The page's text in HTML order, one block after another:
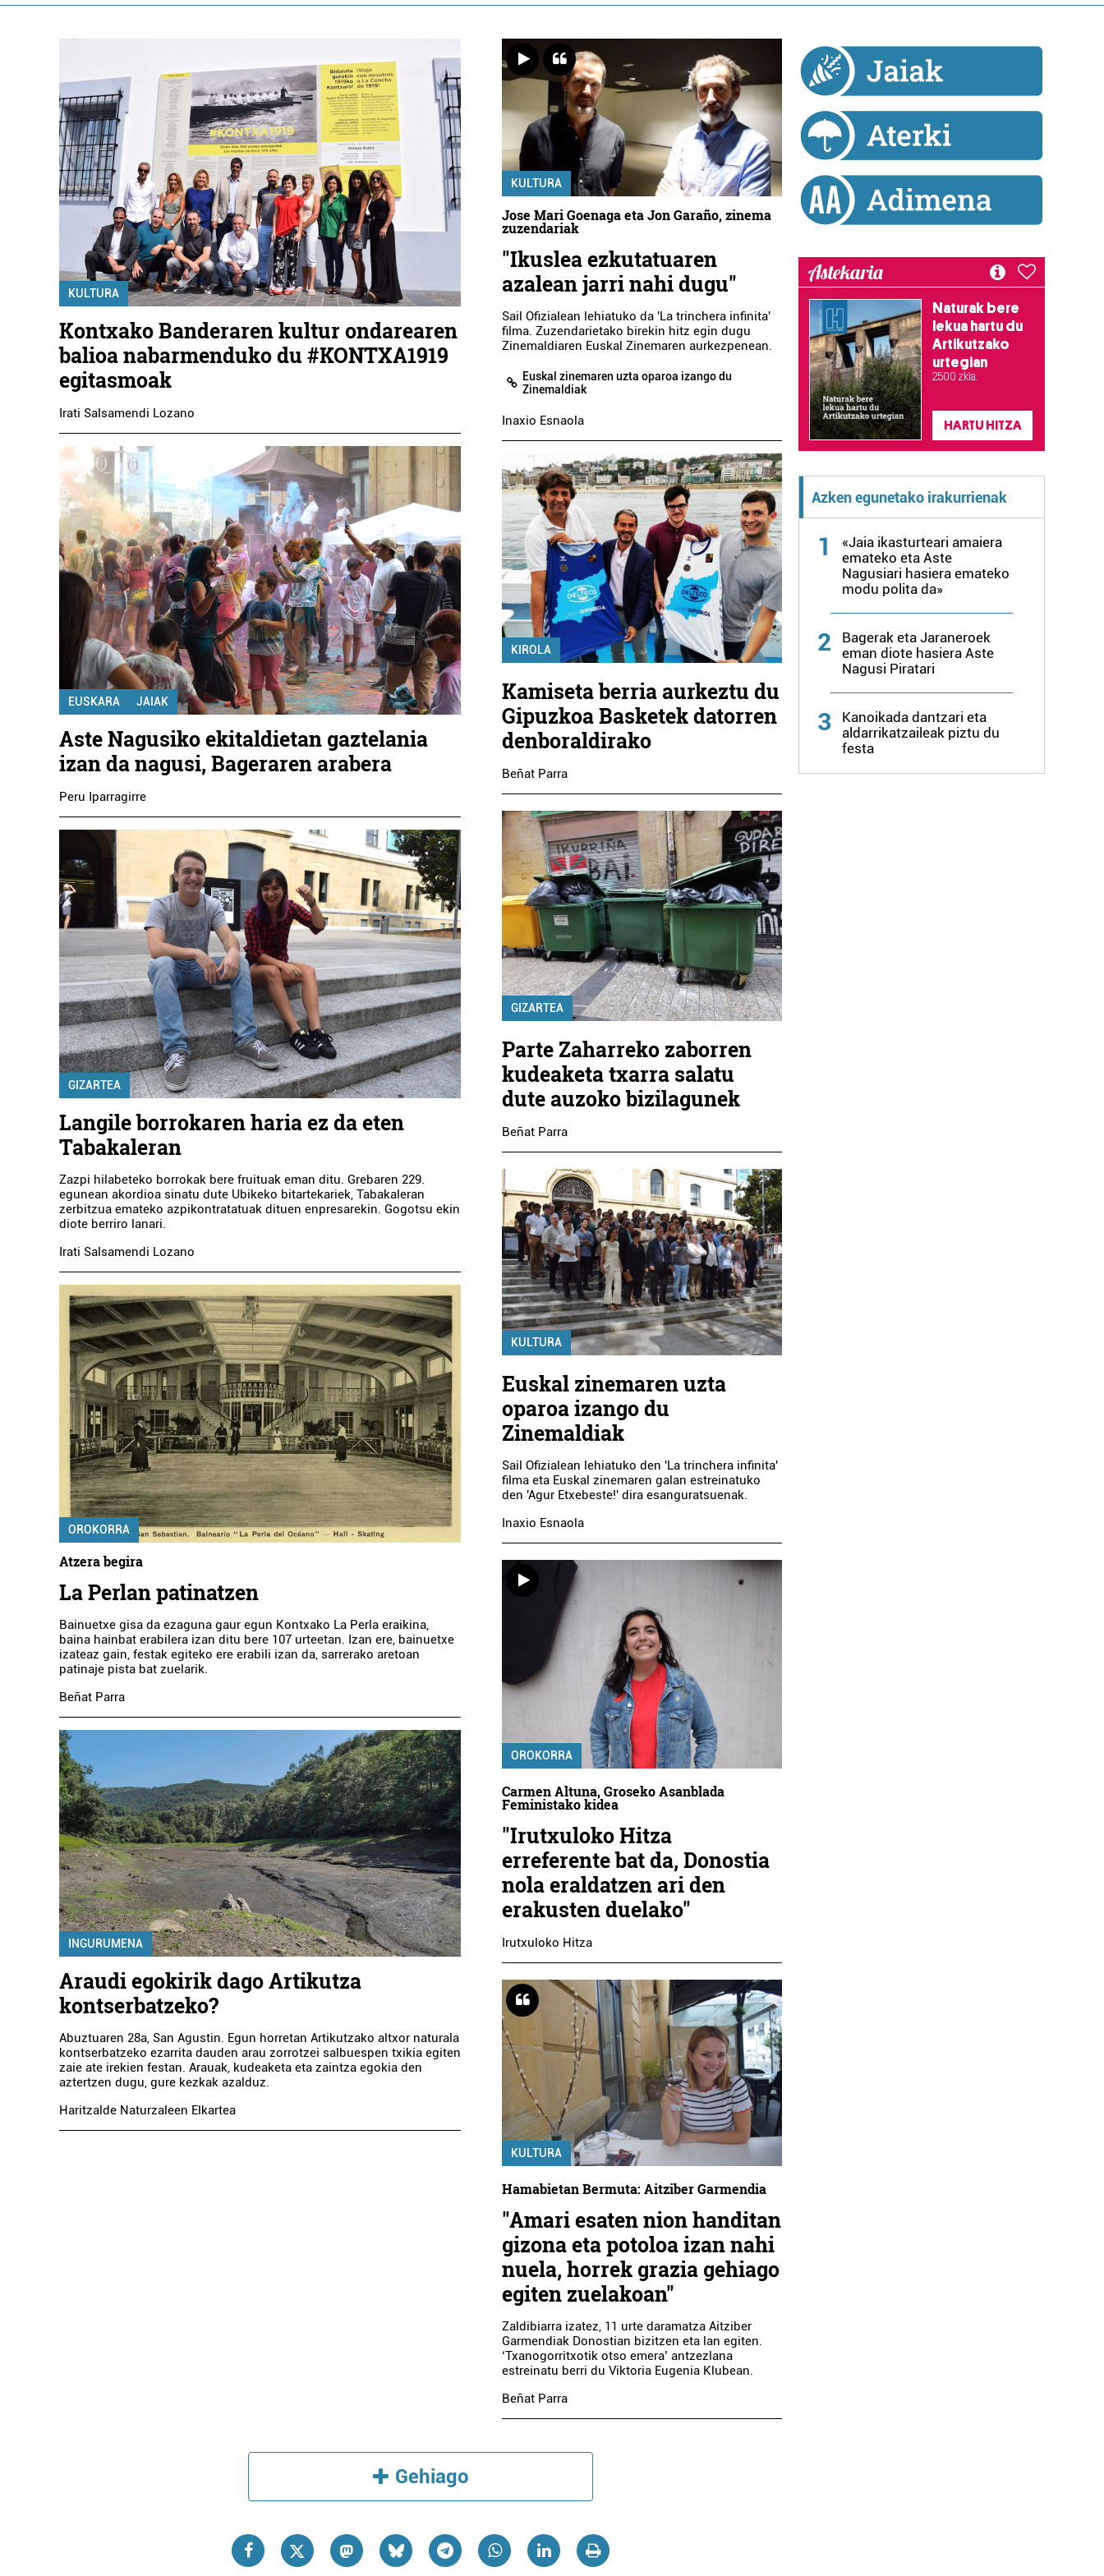
KULTURA
Kontxako Banderaren kultur ondarearen
balioa nabarmenduko du #KONTXA1919
egitasmoak
Irati Salsamendi Lozano
EUSKARA JAIAK
Aste Nagusiko ekitaldietan gaztelania
izan da nagusi, Bageraren arabera
Peru Iparragirre
GIZARTEA
Langile borrokaren haria ez da eten
Tabakaleran
Zazpi hilabeteko borrokak bere fruituak eman ditu. Grebaren 229.
egunean akordioa sinatu dute Ubikeko bitartekariek, Tabakaleran
zerbitzua emateko azpikontratatuak dituen enpresarekin. Gogotsu ekin
diote berriro lanari.
Irati Salsamendi Lozano
OROKORRA
Atzera begira
La Perlan patinatzen
Bainuetxe gisa da ezaguna gaur egun Kontxako La Perla eraikina,
baina hainbat erabilera izan ditu bere 107 urteetan. Izan ere, bainuetxe
izateaz gain, festak egiteko ere erabili izan da, sarrerako aretoan
patinaje pista bat zuelarik.
Beñat Parra
INGURUMENA
Araudi egokirik dago Artikutza
kontserbatzeko?
Abuztuaren 28a, San Agustin. Egun horretan Artikutzako altxor naturala
kontserbatzeko ezarrita dauden arau zorrotzei salbuespen txikia egiten
zaie ate irekien festan. Arauak, kudeaketa eta zaintza egokia den
aztertzen dugu, gure kezkak azalduz.
Haritzalde Naturzaleen Elkartea
KULTURA
Jose Mari Goenaga eta Jon Garaño, zinema
zuzendariak
"Ikuslea ezkutatuaren
azalean jarri nahi dugu"
Sail Ofizialean lehiatuko da 'La trinchera infinita'
filma. Zuzendarietako birekin hitz egin dugu
Zinemaldiaren Euskal Zinemaren aurkezpenean.
Euskal zinemaren uzta oparoa izango du
Zinemaldiak
Inaxio Esnaola
KIROLA
Kamiseta berria aurkeztu du
Gipuzkoa Basketek datorren
denboraldirako
Beñat Parra
GIZARTEA
Parte Zaharreko zaborren
kudeaketa txarra salatu
dute auzoko bizilagunek
Beñat Parra
KULTURA
Euskal zinemaren uzta
oparoa izango du
Zinemaldiak
Sail Ofizialean lehiatuko den 'La trinchera infinita'
filma eta Euskal zinemaren galan estreinatuko
den 'Agur Etxebeste!' dira esanguratsuenak.
Inaxio Esnaola
OROKORRA
Carmen Altuna, Groseko Asanblada
Feministako kidea
"Irutxuloko Hitza
erreferente bat da, Donostia
nola eraldatzen ari den
erakusten duelako"
Irutxuloko Hitza
KULTURA
Hamabietan Bermuta: Aitziber Garmendia
"Amari esaten nion handitan
gizona eta potoloa izan nahi
nuela, horrek grazia gehiago
egiten zuelakoan"
Zaldibiarra izatez, 11 urte daramatza Aitziber
Garmendiak Donostian bizitzen eta lan egiten.
‘Txanogorritxotik otso emera’ antzezlana
estreinatu berri du Viktoria Eugenia Klubean.
Beñat Parra
Gehiago
Astekaria
Naturak bere
lekua hartu du
Artikutzako
urtegian
2.500 zkia.
HARTU HITZA
Azken egunetako irakurrienak
1
«Jaia ikasturteari amaiera
emateko eta Aste
Nagusiari hasiera emateko
modu polita da»
2
Bagerak eta Jaraneroek
eman diote hasiera Aste
Nagusi Piratari
3
Kanoikada dantzari eta
aldarrikatzaileak piztu du
festa